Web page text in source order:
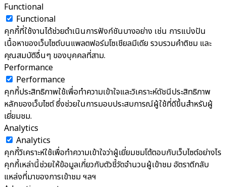
Functional
Functional
คุกกี้ที่ใช้งานได้ช่วยดำเนินการฟังก์ชันบางอย่าง เช่น การแบ่งปัน
เนื้อหาของเว็บไซต์บนแพลตฟอร์มโซเชียลมีเดีย รวบรวมคำติชม และ
คุณสมบัติอื่นๆ ของบุคคลที่สาม.
Performance
Performance
คุกกี้ประสิทธิภาพใช้เพื่อทำความเข้าใจและวิเคราะห์ดัชนีประสิทธิภาพ
หลักของเว็บไซต์ ซึ่งช่วยในการมอบประสบการณ์ผู้ใช้ที่ดีขึ้นสำหรับผู้
เยี่ยมชม.
Analytics
Analytics
คุกกี้วิเคราะห์ใช้เพื่อทำความเข้าใจว่าผู้เยี่ยมชมโต้ตอบกับเว็บไซต์อย่างไร
คุกกี้เหล่านี้ช่วยให้ข้อมูลเกี่ยวกับตัวชี้วัดจำนวนผู้เข้าชม อัตราตีกลับ
แหล่งที่มาของการเข้าชม ฯลฯ